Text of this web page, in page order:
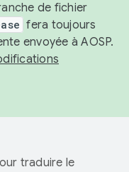
de fichier
fera toujours
envoyée à AOSP.
traduire le